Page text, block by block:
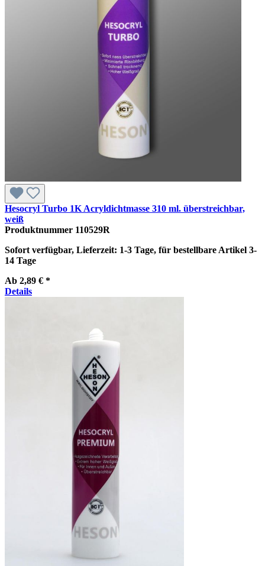
Hesocryl Turbo 1K Acryldichtmasse 310 ml. überstreichbar,
weiß
Produktnummer 110529R
Sofort verfügbar, Lieferzeit: 1-3 Tage, für bestellbare Artikel 3-
14 Tage
Ab 2,89 € *
Details